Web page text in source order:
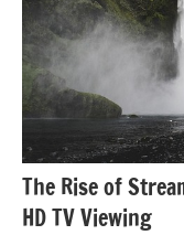
The Rise of
HD TV Viewing